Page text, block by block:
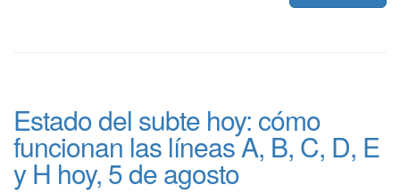
Estado del subte hoy: cómo
funcionan las líneas A, B, C, D, E
y H hoy, 5 de agosto